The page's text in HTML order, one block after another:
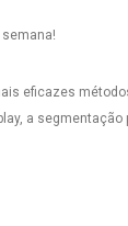
eficazes
a